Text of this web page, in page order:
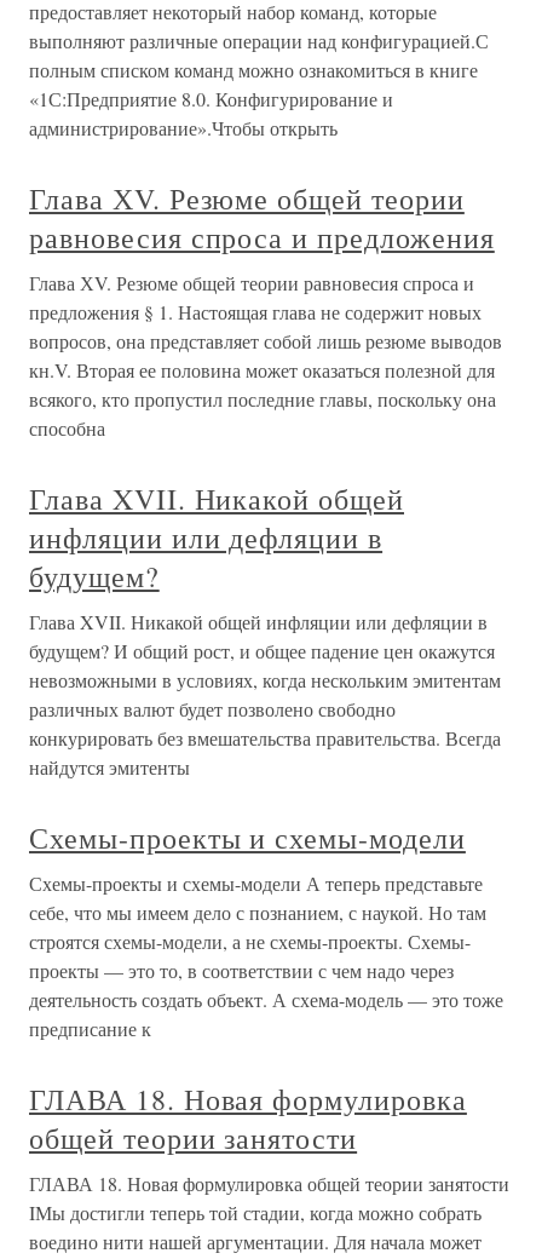
предоставляет некоторый набор команд, которые
выполняют различные операции над конфигурацией.С
полным списком команд можно ознакомиться в книге
«1С:Предприятие 8.0. Конфигурирование и
администрирование».Чтобы открыть
Глава ХV. Резюме общей теории
равновесия спроса и предложения
Глава ХV. Резюме общей теории равновесия спроса и
предложения § 1. Настоящая глава не содержит новых
вопросов, она представляет собой лишь резюме выводов
кн.V. Вторая ее половина может оказаться полезной для
всякого, кто пропустил последние главы, поскольку она
способна
Глава XVII. Никакой общей
инфляции или дефляции в
будущем?
Глава XVII. Никакой общей инфляции или дефляции в
будущем? И общий рост, и общее падение цен окажутся
невозможными в условиях, когда нескольким эмитентам
различных валют будет позволено свободно
конкурировать без вмешательства правительства. Всегда
найдутся эмитенты
Схемы-проекты и схемы-модели
Схемы-проекты и схемы-модели А теперь представьте
себе, что мы имеем дело с познанием, с наукой. Но там
строятся схемы-модели, а не схемы-проекты. Схемы-
проекты — это то, в соответствии с чем надо через
деятельность создать объект. А схема-модель — это тоже
предписание к
ГЛАВА 18. Новая формулировка
общей теории занятости
ГЛАВА 18. Новая формулировка общей теории занятости
IМы достигли теперь той стадии, когда можно собрать
воедино нити нашей аргументации. Для начала может